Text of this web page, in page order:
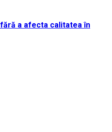
a afecta calitatea în